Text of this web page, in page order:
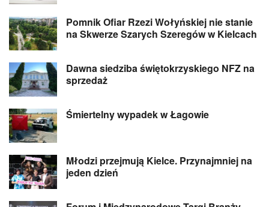
Pomnik Ofiar Rzezi Wołyńskiej nie stanie
na Skwerze Szarych Szeregów w Kielcach
Dawna siedziba świętokrzyskiego NFZ na
sprzedaż
Śmiertelny wypadek w Łagowie
Młodzi przejmują Kielce. Przynajmniej na
jeden dzień